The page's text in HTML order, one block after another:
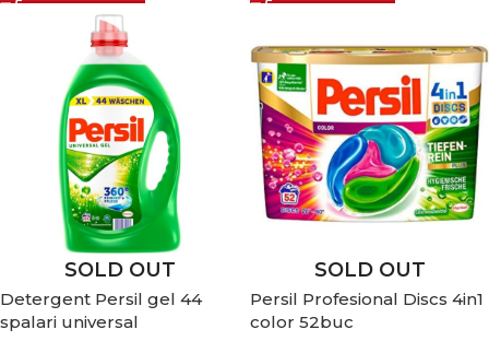
SOLD OUT
Detergent Persil gel 44
spalari universal
SOLD OUT
Persil Profesional Discs 4in1
color 52buc